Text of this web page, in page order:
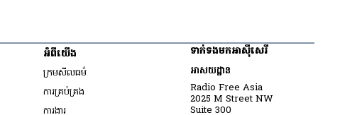
អំពីយើង
ក្រមសីលធម៌
ការគ្រប់គ្រង
ការងារOpens in new window
ទាក់ទងមកអាស៊ីសេរី
អាសយដ្ឋាន
Radio Free Asia
2025 M Street NW
Suite 300